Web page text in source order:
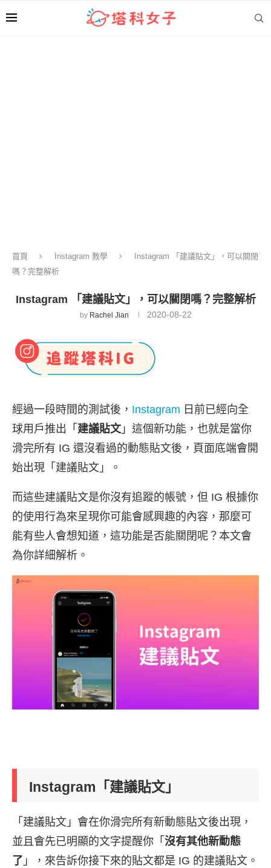
首頁 Instagram 教學
Instagram 「建議貼文」，可以關閉
嗎？完整解析
Instagram 「建議貼文」，可以關閉嗎？完整解析
by Rachel Jian 2020-08-22
經過一段時間的測試後， Instagram 日前已經向全
球用戶推出「 建議貼文」這個新功能，也就是當你
滑完所有 IG 還沒看過的動態貼文後，頁面底端會開
始出現「建議貼文」。
而這些建議貼文是你沒有追蹤的帳號，但 IG 根據你
的使用行為來呈現你可能會感興趣的內容，那麼可
能有些人會想知道，這功能是否能關閉呢？本文會
為你詳細解析。
Instagram「建議貼文」
「建議貼文」會在你滑完所有新動態貼文後出現，
並且會先已明顯的文字提醒你「 沒有其他新動態
了 」，來告訴你接下來的貼文都是 IG 的建議貼文。